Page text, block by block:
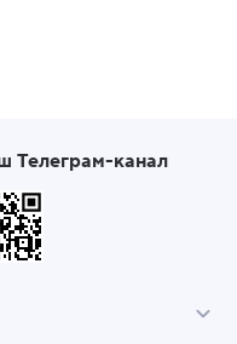
Телеграм-канал